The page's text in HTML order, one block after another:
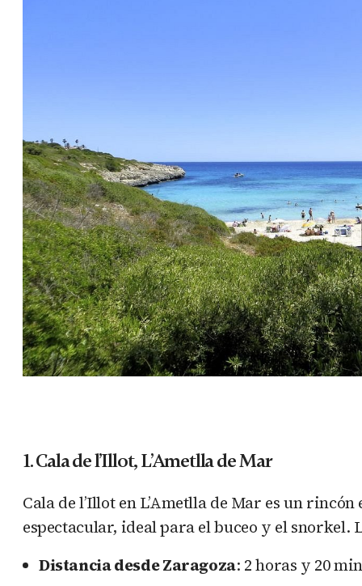
1. Cala de l’Illot, L’Ametlla de Mar
Cala de l’Illot en L’Ametlla de Mar es un
espectacular, ideal para el buceo y el
Distancia desde Zaragoza: 2 horas y 20